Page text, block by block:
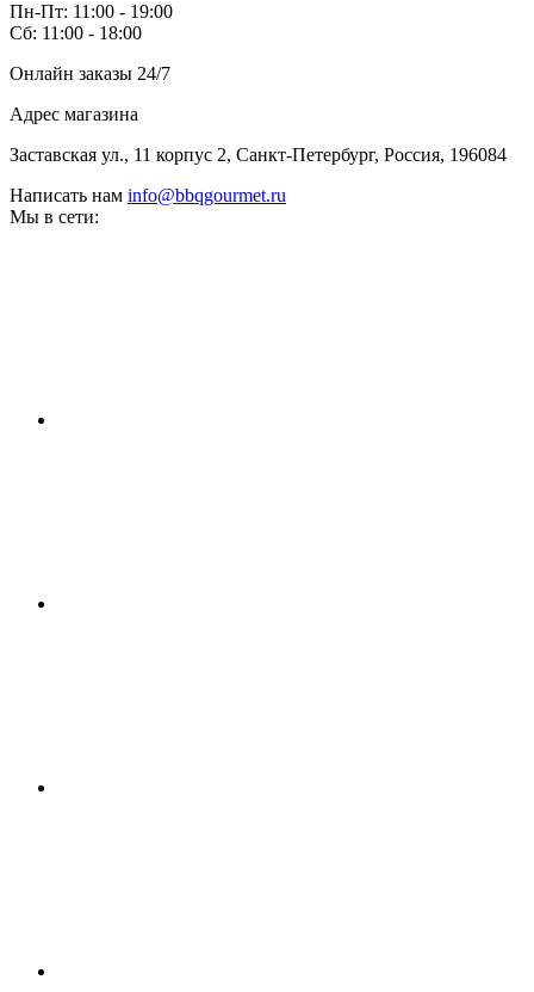
Пн-Пт: 11:00 - 19:00
Сб: 11:00 - 18:00
Онлайн заказы 24/7
Адрес магазина
Заставская ул., 11 корпус 2, Санкт-Петербург, Россия, 196084
Написать нам info@bbqgourmet.ru
Мы в сети: